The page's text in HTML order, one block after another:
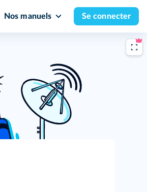
Nos manuels Se connecter